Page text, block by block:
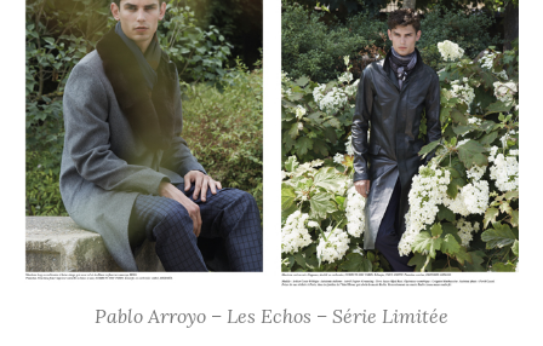
Pablo Arroyo – Les Echos – Série Limitée